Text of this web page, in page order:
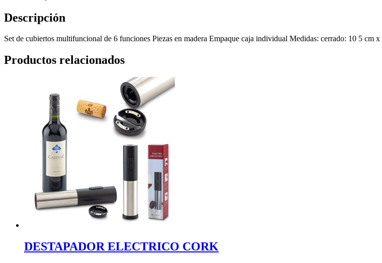
Descripción
Set de cubiertos multifuncional de 6 funciones Piezas en madera Empaque caja individual Medidas: cerrado: 10 5 cm
Productos relacionados
DESTAPADOR ELECTRICO CORK